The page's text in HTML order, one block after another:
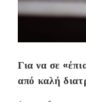
Για να σε
από καλή